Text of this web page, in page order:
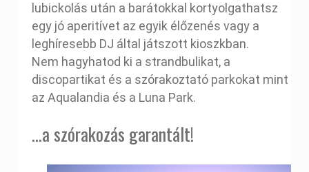
lubickolás után a barátokkal kortyolgathatsz
egy jó aperitívet az egyik élőzenés vagy a
leghíresebb DJ által játszott kioszkban.
Nem hagyhatod ki a strandbulikat, a
discopartikat és a szórakoztató parkokat mint
az Aqualandia és a Luna Park.
...a szórakozás garantált!